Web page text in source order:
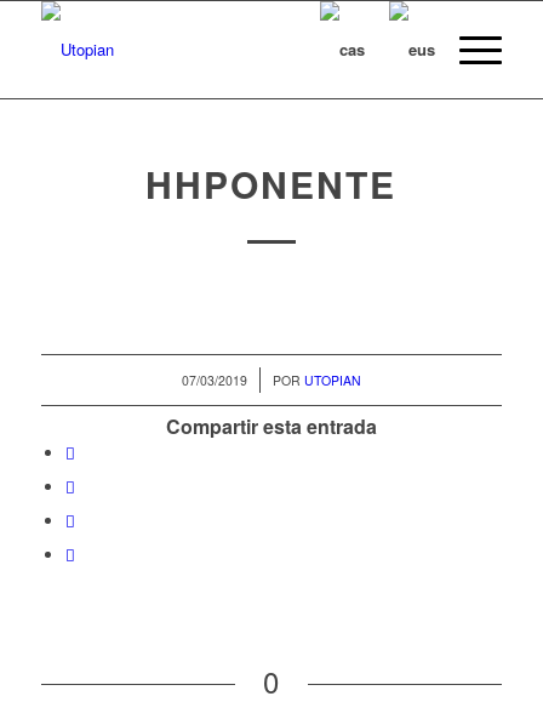
HHPONENTE
07/03/2019
/ POR UTOPIAN
Compartir esta entrada
0